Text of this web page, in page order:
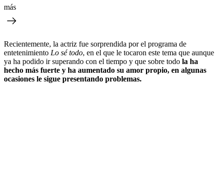
más
Recientemente, la actriz fue sorprendida por el programa de
entetenimiento Lo sé todo, en el que le tocaron este tema que aunque
ya ha podido ir superando con el tiempo y que sobre todo la ha
hecho más fuerte y ha aumentado su amor propio, en algunas
ocasiones le sigue presentando problemas.